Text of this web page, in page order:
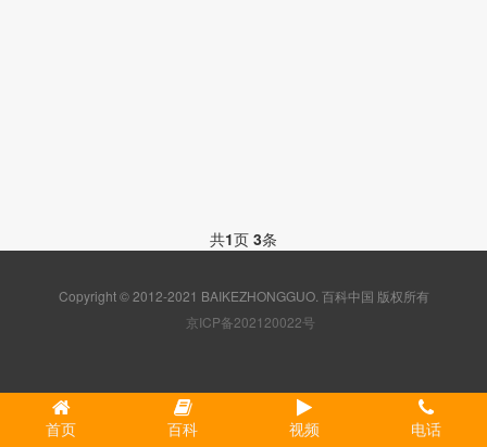
共1页 3条
Copyright © 2012-2021 BAIKEZHONGGUO. 百科中国 版权所有
京ICP备202120022号
首页 百科 视频 电话